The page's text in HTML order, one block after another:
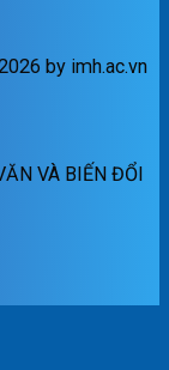
by imh.ac.vn
VÀ BIẾN ĐỔI